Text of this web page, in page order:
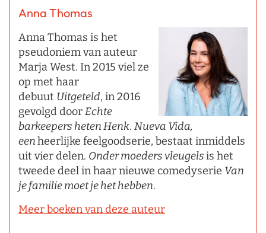
Anna Thomas
Anna Thomas is het
pseudoniem van auteur
Marja West. In 2015 viel ze
op met haar
debuut Uitgeteld, in 2016
gevolgd doorEchte
barkeepers heten Henk. Nueva Vida,
eenheerlijke feelgoodserie, bestaat inmiddels
uit vier delen. Onder moeders vleugelsis het
tweede deel in haar nieuwe comedyserie Van
je familie moet je het hebben.
Meer boeken van deze auteur